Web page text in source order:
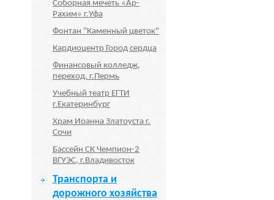
Соборная мечеть «Ар-
Рахим» г.Уфа
Фонтан "Каменный цветок"
Кардиоцентр Город сердца
Финансовый колледж,
переход. г.Пермь
Учебный театр ЕГТИ
г.Екатеринбург
Храм Иоанна Златоуста г.
Сочи
Бассейн СК Чемпион-2
ВГУЭС, г.Владивосток
Транспорта и
дорожного хозяйства